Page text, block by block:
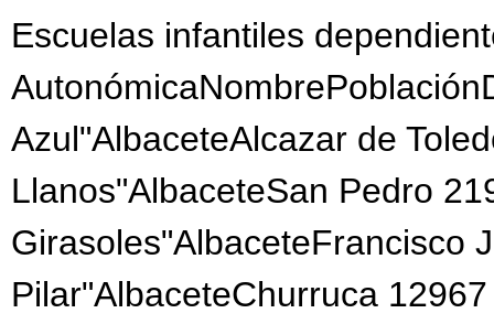
Escuelas infantiles
Azul"AlbaceteAlcazar de
Llanos"AlbaceteSan Pedro
Girasoles"AlbaceteFrancisco
Pilar"AlbaceteChurruca